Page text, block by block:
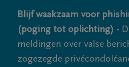
Blijf waakzaam voor
(poging tot oplichting) -
meldingen over valse
zogezegde